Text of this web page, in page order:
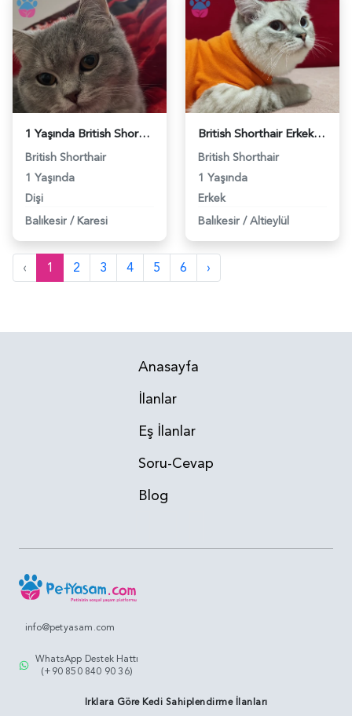
1 Yaşında British Shorthair Kedim Eş Arıyor - 118981271
British Shorthair
1 Yaşında
Dişi
Balıkesir / Karesi
British Shorthair Erkek 2 Yaşında Eş Arıyor - 118981190
British Shorthair
1 Yaşında
Erkek
Balıkesir / Altieylül
‹ 1 2 3 4 5 6 ›
Anasayfa
İlanlar
Eş İlanlar
Soru-Cevap
Blog
info@petyasam.com
WhatsApp Destek Hattı
(+90 850 840 90 36)
Irklara Göre Kedi Sahiplendirme İlanları